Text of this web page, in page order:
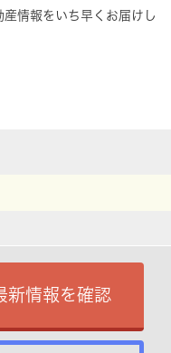
情報をいち早くお届けし
新情報を確認